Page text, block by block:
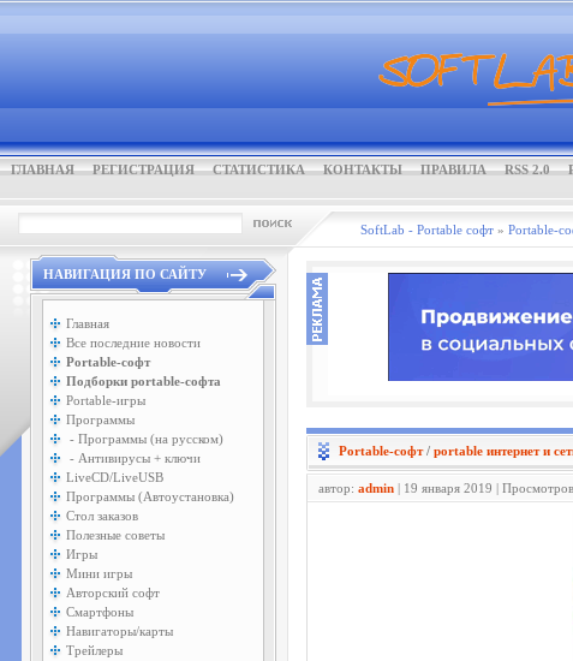
ГЛАВНАЯ РЕГИСТРАЦИЯ СТАТИСТИКА КОНТАКТЫ ПРАВИЛА RSS 2.0
SoftLab - Portable софт » Portable-
НАВИГАЦИЯ ПО САЙТУ
Главная
Все последние новости
Portable-софт
Подборки portable-софта
Portable-игры
Программы
- Программы (на русском)
- Антивирусы + ключи
LiveCD/LiveUSB
Программы (Автоустановка)
Стол заказов
Полезные советы
Игры
Мини игры
Авторский софт
Смартфоны
Навигаторы/карты
Трейлеры
Portable-софт/ portable интернет и
автор: admin | 19 января 2019 |